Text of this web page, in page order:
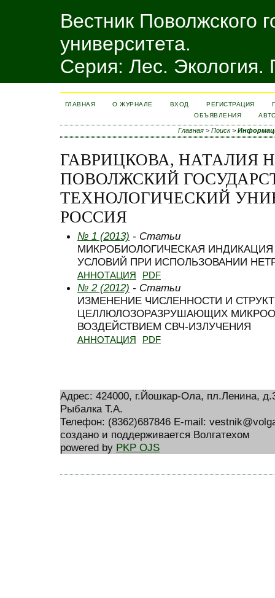
Вестник Поволжского
университета.
Серия: Лес. Экология.
ГЛАВНАЯ О ЖУРНАЛЕ ВХОД РЕГИСТРАЦИЯ
ОБЪЯВЛЕНИЯ
Главная >Поиск>
ГАВРИЦКОВА, НАТАЛИЯ
ПОВОЛЖСКИЙ
ТЕХНОЛОГИЧЕСКИЙ
РОССИЯ
№ 1 (2013) - Статьи
МИКРОБИОЛОГИЧЕСКАЯ
УСЛОВИЙ ПРИ ИСПОЛЬЗОВАНИИ
АННОТАЦИЯ PDF
№ 2 (2012) - Статьи
ИЗМЕНЕНИЕ ЧИСЛЕННОСТИ И
ЦЕЛЛЮЛОЗОРАЗРУШАЮЩИХ
ВОЗДЕЙСТВИЕМ СВЧ-ИЗЛУЧЕНИЯ
АННОТАЦИЯ PDF
Адрес: 424000, г.Йошкар-Ола, пл.Ленина,
Рыбалка Т.А.
Телефон: (8362)687846 E-mail:
создано и поддерживается Волгатехом
powered by PKP OJS